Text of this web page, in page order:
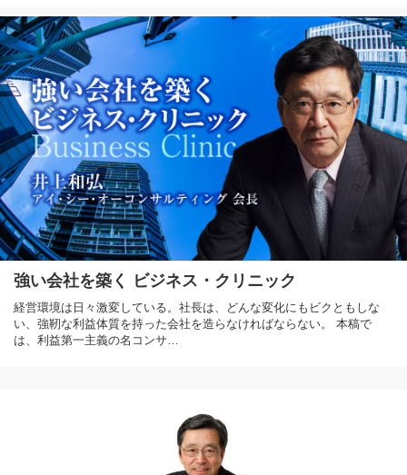
強い会社を築く ビジネス・クリニック
経営環境は日々激変している。社長は、どんな変化にもビクともしな
い、強靭な利益体質を持った会社を造らなければならない。 本稿で
は、利益第一主義の名コンサ…